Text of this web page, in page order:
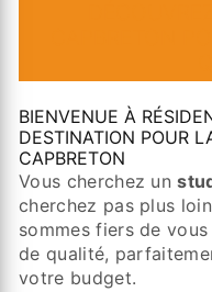
BIENVENUE À
DESTINATION POUR
CAPBRETON
Vous cherchez un
cherchez pas plus
sommes fiers de
de qualité,
votre budget.